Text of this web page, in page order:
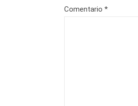
Comentario *